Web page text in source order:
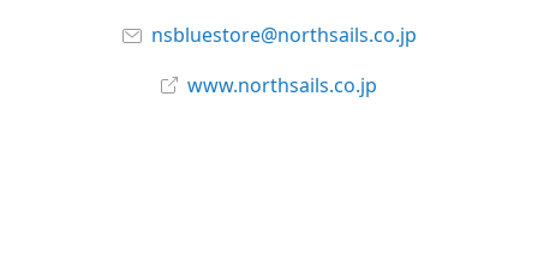
nsbluestore@northsails.co.jp
www.northsails.co.jp